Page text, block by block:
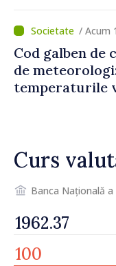
/ Acum
Cod galben de
de
temperaturile
Curs
Banca Națională